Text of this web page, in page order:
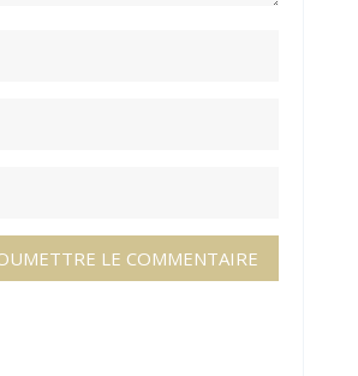
LE COMMENTAIRE